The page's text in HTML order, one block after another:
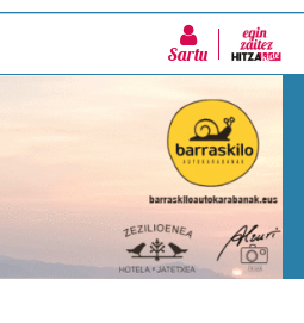
Sartu